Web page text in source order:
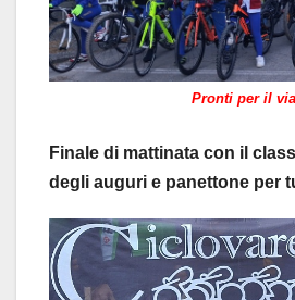
Pronti per il via
Finale di mattinata con il
degli auguri e panettone per